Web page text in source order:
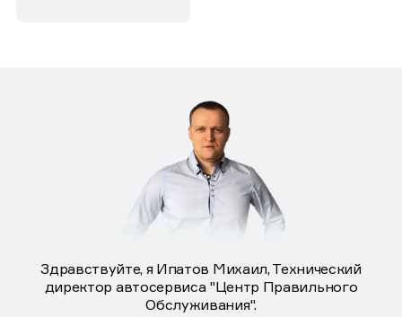
Здравствуйте, я Ипатов Михаил, Технический
директор автосервиса "Центр Правильного
Обслуживания".